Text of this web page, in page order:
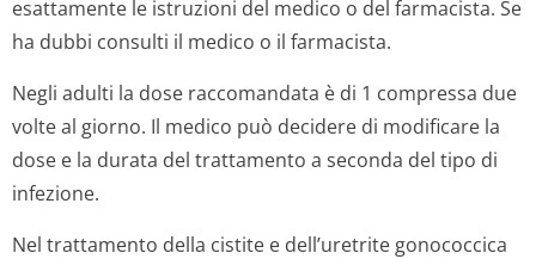
esattamente le istruzioni del medico o del farmacista. Se
ha dubbi consulti il medico o il farmacista.
Negli adulti la dose raccomandata è di 1 compressa due
volte al giorno. Il medico può decidere di modificare la
dose e la durata del trattamento a seconda del tipo di
infezione.
Nel trattamento della cistite e dell’uretrite gonococcica